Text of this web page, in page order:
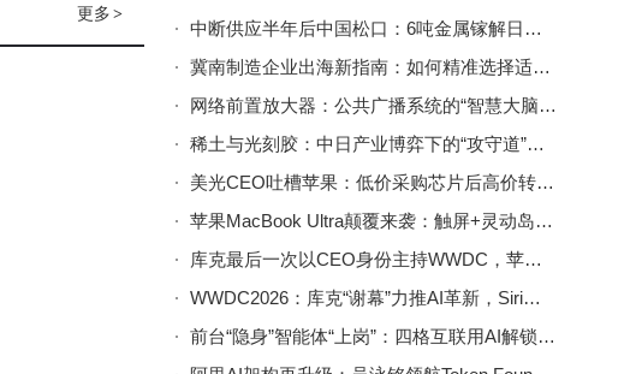
更多 >
中断供应半年后中国松口：6吨金属镓解日本燃眉之急，出口管制逻辑未变
冀南制造企业出海新指南：如何精准选择适配产业需求的外贸服务？
网络前置放大器：公共广播系统的“智慧大脑”与多场景应用解析
稀土与光刻胶：中日产业博弈下的“攻守道”，谁能笑到最后？
美光CEO吐槽苹果：低价采购芯片后高价转卖，无视提价合理诉求
苹果MacBook Ultra颠覆来袭：触屏+灵动岛+OLED，乔布斯“规矩”被打破
库克最后一次以CEO身份主持WWDC，苹果新系统升级亮点全揭秘
WWDC2026：库克“谢幕”力推AI革新，Siri进化与系统升级亮点纷呈
前台“隐身”智能体“上岗”：四格互联用AI解锁十万+空间运营新范式